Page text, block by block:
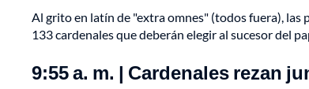
Al grito en latín de "extra omnes" (todos fuera), las
133 cardenales que deberán elegir al sucesor del
9:55 a. m. | Cardenales rezan